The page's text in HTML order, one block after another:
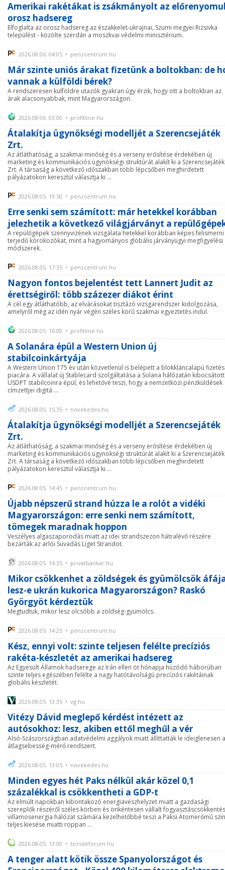
Amerikai rakétákat is zsákmányolt az
orosz hadsereg
Elfoglalta az orosz hadsereg az északkelet-ukrajnai, Szumi megyei Rizsivka
települést - közölte szerdán a moszkvai védelmi minisztérium.
2026.08.06. 04:05 • penzcentrum.hu
Már szinte uniós árakat fizetünk a boltokban: de
vannak a külföldi bérek?
A rendszeresen külföldre utazók gyakran úgy érzik, hogy ott a boltokban az
árak alacsonyabbak, mint Magyarországon.
2026.08.06. 03:00 • profitline.hu
Átalakítja ügynökségi modelljét a Szerencsejáték
Zrt.
Az átláthatóság, a szakmai minőség és a verseny erősítése érdekében új
marketing és kommunikációs ügynökségi struktúrát alakít ki a Szerencsejáték
Zrt. A társaság a következő időszakban több lépcsőben meghirdetett
pályázatokon keresztül választja ki ...
2026.08.05. 19:50 • penzcentrum.hu
Erre senki sem számított: már hetekkel korábban
jelezhetik a következő világjárványt a
A repülőgépek szennyvizének vizsgálata hetekkel korábban képes
terjedő kórokozókat, mint a hagyományos globális járványügyi megfigyelési
módszerek.
2026.08.05. 17:35 • penzcentrum.hu
Nagyon fontos bejelentést tett Lannert Judit az
érettségiről: több százezer diákot érint
A cél egy átláthatóbb, az elvárásokat tisztázó vizsgarendszer kidolgozása,
amelyről még az idén nyár végén széles körű szakmai egyeztetés indul.
2026.08.05. 16:00 • profitline.hu
A Solanára épül a Western Union új
stabilcoinkártyája
A Western Union 175 év után közvetlenül is belépett a blokkláncalapú
piacára. A vállalat új Stablecard szolgáltatása a Solana hálózatán kibocsátott
USDPT stabilcoinra épül, és lehetővé teszi, hogy a nemzetközi pénzküldések
címzettjei digitá ...
2026.08.05. 15:35 • novekedes.hu
Átalakítja ügynökségi modelljét a Szerencsejáték
Zrt.
Az átláthatóság, a szakmai minőség és a verseny erősítése érdekében új
marketing és kommunikációs ügynökségi struktúrát alakít ki a Szerencsejáték
Zrt. A társaság a következő időszakban több lépcsőben meghirdetett
pályázatokon keresztül választja ki ...
2026.08.05. 14:45 • penzcentrum.hu
Újabb népszerű strand húzza le a rolót a vidéki
Magyarországon: erre senki nem számított,
tömegek maradnak hoppon
Veszélyes algaszaporodás miatt az idei strandszezon hátralévő részére
bezárták az arlói Suvadás Liget Strandot.
2026.08.05. 14:35 • privatbankar.hu
Mikor csökkenhet a zöldségek és gyümölcsök
lesz-e ukrán kukorica Magyarországon? Raskó
Györgyöt kérdeztük
Megtudtuk, mikor lesz olcsóbb a zöldség-gyümölcs.
2026.08.05. 14:25 • penzcentrum.hu
Kész, ennyi volt: szinte teljesen felélte precíziós
rakéta-készletét az amerikai hadsereg
Az Egyesült Államok hadserege az Irán ellen öt hónapja húzódó háborúban
szinte teljes egészében felélte a nagy hatótávolságú precíziós rakétáinak
globális készletét.
2026.08.05. 13:35 • vg.hu
Vitézy Dávid meglepő kérdést intézett az
autósokhoz: lesz, akiben ettől meghűl a vér
Alsó-Szászországban adatvédelmi aggályok miatt állíttatták le ideiglenesen
átlagsebesség-mérő rendszert.
2026.08.05. 13:05 • novekedes.hu
Minden egyes hét Paks nélkül akár közel 0,1
százalékkal is csökkentheti a GDP-t
Az elmúlt napokban kibontakozó energiavészhelyzet miatt a gazdasági
szereplők részéről széles körben és önkéntesen vállalt
villamosenergia hálózat számára kezelhetőbbé teszi a Paksi Atomerőmű
teljes kiesése miatti roppan ...
2026.08.05. 13:00 • tozsdeforum.hu
A tenger alatt kötik össze Spanyolországot és